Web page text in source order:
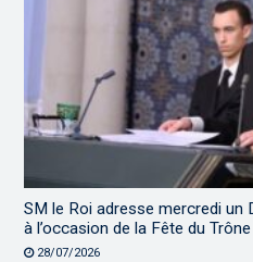
SM le Roi adresse mercredi un
à l’occasion de la Fête du Trône
28/07/2026